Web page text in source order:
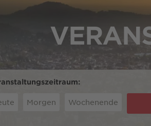
Morgen Wochenende